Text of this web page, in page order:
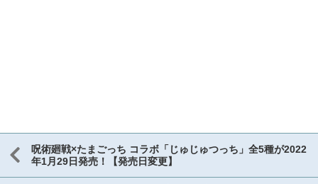
呪術廻戦×たまごっち コラボ「じゅじゅつっち」全5種が2022
年1月29日発売！【発売日変更】